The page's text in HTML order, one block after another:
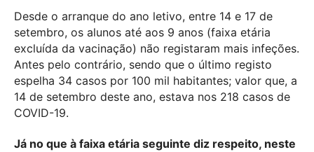
Desde o arranque do ano letivo, entre 14 e 17 de
setembro, os alunos até aos 9 anos (faixa etária
excluída da vacinação) não registaram mais infeções.
Antes pelo contrário, sendo que o último registo
espelha 34 casos por 100 mil habitantes; valor que, a
14 de setembro deste ano, estava nos 218 casos de
COVID-19.
Já no que à faixa etária seguinte diz respeito, neste